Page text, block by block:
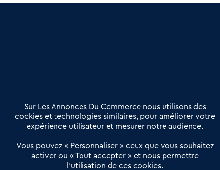
Offres Pro
Actualités
Qui sommes nous ?
Derniers articles
Réseau 3C : un partenaire national dédié aux transactions
Sur Les Annonces Du Commerce nous utilisons des
cookies et technologies similaires, pour améliorer votre
expérience utilisateur et mesurer notre audience.
Vous pouvez « Personnaliser » ceux que vous souhaitez
activer ou « Tout accepter » et nous permettre
l’utilisation de ces cookies.